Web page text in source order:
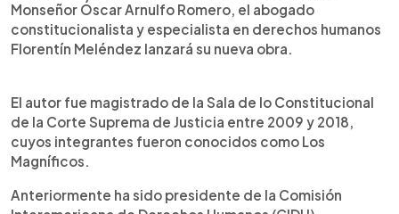
Monseñor Óscar Arnulfo Romero, el abogado
constitucionalista y especialista en derechos humanos
Florentín Meléndez lanzará su nueva obra.
El autor fue magistrado de la Sala de lo Constitucional
de la Corte Suprema de Justicia entre 2009 y 2018,
cuyos integrantes fueron conocidos como Los
Magníficos.
Anteriormente ha sido presidente de la Comisión